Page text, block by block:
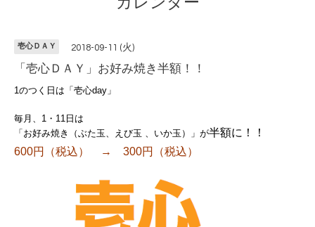
カレンダー
壱心ＤＡＹ 2018-09-11 (火)
「壱心ＤＡＹ」お好み焼き半額！！
1のつく日は「壱心day」
毎月、1・11日は
「お好み焼き（ぶた玉、えび玉 、いか玉）」が半額に！！
600円（税込） → 300円（税込）